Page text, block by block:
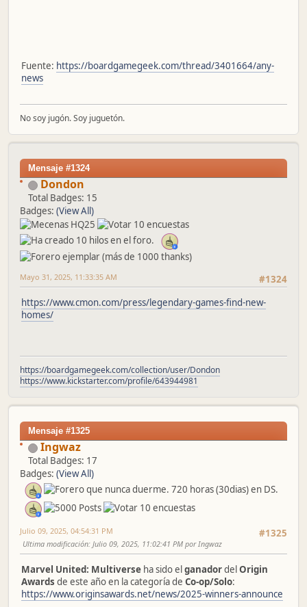
Fuente: https://boardgamegeek.com/thread/3401664/any-
news
No soy jugón. Soy juguetón.
Mensaje #1324
Dondon
Total Badges: 15
Badges: (View All)
#1324
Mayo 31, 2025, 11:33:35 AM
https://www.cmon.com/press/legendary-games-find-new-
homes/
https://boardgamegeek.com/collection/user/Dondon
https://www.kickstarter.com/profile/643944981
Mensaje #1325
Ingwaz
Total Badges: 17
Badges: (View All)
#1325
Julio 09, 2025, 04:54:31 PM
Ultima modificación: Julio 09, 2025, 11:02:41 PM por Ingwaz
Marvel United: Multiverse ha sido el ganadordel Origin
Awards de este año en la categoría de Co-op/Solo:
https://www.originsawards.net/news/2025-winners-announce